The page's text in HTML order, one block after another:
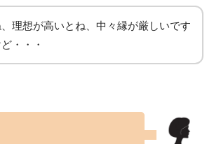
、理想が高いとね、中々縁が厳しいです
・・・